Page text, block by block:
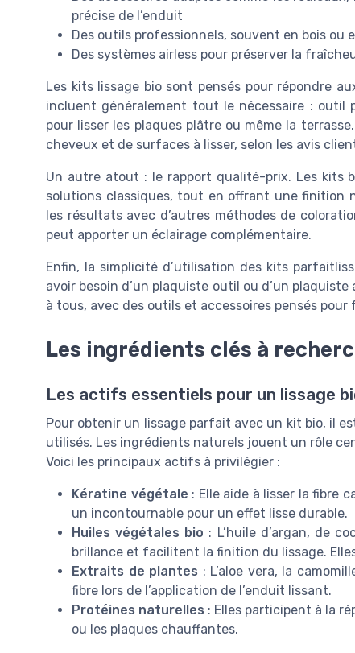
précise de l’enduit
Des outils professionnels, souvent en bois
Des systèmes airless pour préserver la
Les kits lissage bio sont pensés pour répondre
incluent généralement tout le nécessaire : outil
pour lisser les plaques plâtre ou même la
cheveux et de surfaces à lisser, selon les avis
Un autre atout : le rapport qualité-prix. Les kits
solutions classiques, tout en offrant une finition
les résultats avec d’autres méthodes de
peut apporter un éclairage complémentaire.
Enfin, la simplicité d’utilisation des kits
avoir besoin d’un plaquiste outil ou d’un
à tous, avec des outils et accessoires pensés
Les ingrédients clés à
Les actifs essentiels pour un lissage
Pour obtenir un lissage parfait avec un kit bio, il
utilisés. Les ingrédients naturels jouent un rôle
Voici les principaux actifs à privilégier :
Kératine végétale : Elle aide à lisser la fibre
un incontournable pour un effet lisse durable.
Huiles végétales bio : L’huile d’argan, de
brillance et facilitent la finition du lissage.
Extraits de plantes : L’aloe vera, la
fibre lors de l’application de l’enduit lissant.
Protéines naturelles : Elles participent à la
ou les plaques chauffantes.